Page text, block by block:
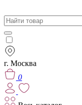
г. Москва
0